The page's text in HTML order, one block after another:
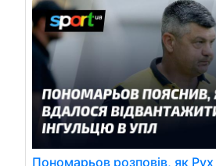
Пономарьов розповів, як Рух